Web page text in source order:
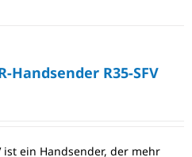
Handsender R35-SFV
ist ein Handsender, der mehr